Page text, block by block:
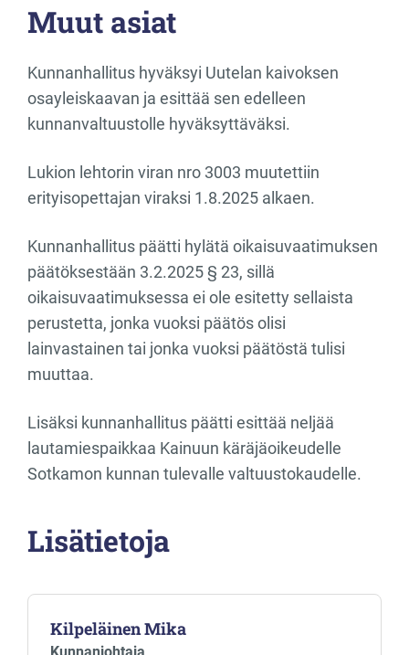
Muut asiat
Kunnanhallitus hyväksyi Uutelan kaivoksen
osayleiskaavan ja esittää sen edelleen
kunnanvaltuustolle hyväksyttäväksi.
Lukion lehtorin viran nro 3003 muutettiin
erityisopettajan viraksi 1.8.2025 alkaen.
Kunnanhallitus päätti hylätä oikaisuvaatimuksen
päätöksestään 3.2.2025 § 23, sillä
oikaisuvaatimuksessa ei ole esitetty sellaista
perustetta, jonka vuoksi päätös olisi
lainvastainen tai jonka vuoksi päätöstä tulisi
muuttaa.
Lisäksi kunnanhallitus päätti esittää neljää
lautamiespaikkaa Kainuun käräjäoikeudelle
Sotkamon kunnan tulevalle valtuustokaudelle.
Lisätietoja
Kilpeläinen Mika